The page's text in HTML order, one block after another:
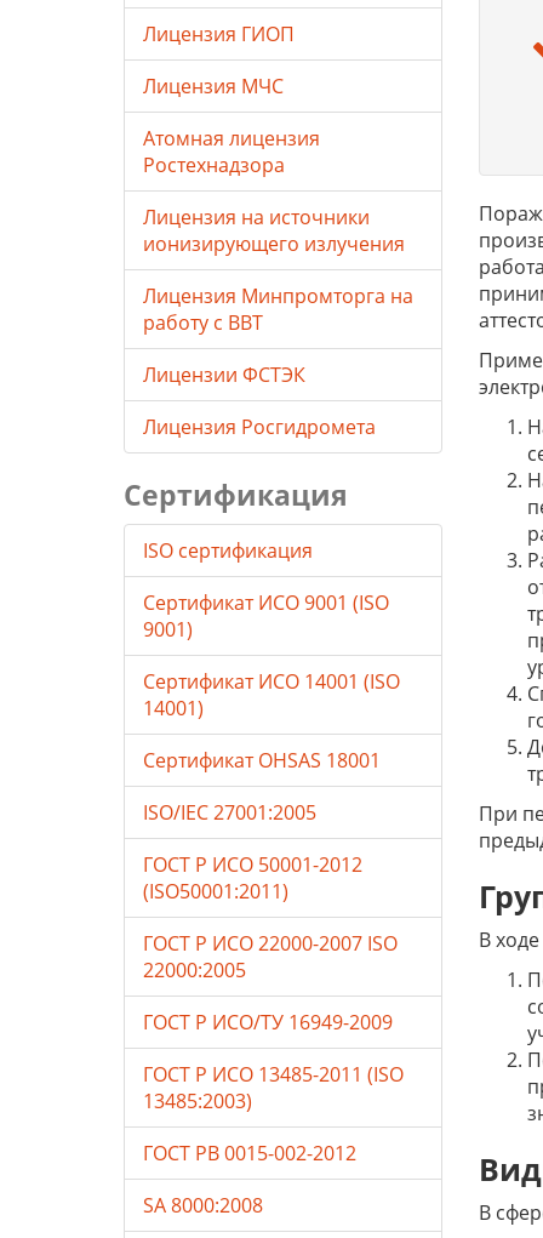
При
В
В
Лицензия ГИОП
Лицензия МЧС
Атомная лицензия
Ростехнадзора
Лицензия на источники
ионизирующего излучения
Лицензия Минпромторга на
работу с ВВТ
Лицензии ФСТЭК
Лицензия Росгидромета
Сертификация
ISO сертификация
Сертификат ИСО 9001 (ISO
9001)
Сертификат ИСО 14001 (ISO
14001)
Сертификат OHSAS 18001
ISO/IEC 27001:2005
ГОСТ Р ИСО 50001-2012
(ISO50001:2011)
ГОСТ Р ИСО 22000-2007 ISO
22000:2005
ГОСТ Р ИСО/ТУ 16949-2009
ГОСТ Р ИСО 13485-2011 (ISO
13485:2003)
ГОСТ РВ 0015-002-2012
SA 8000:2008